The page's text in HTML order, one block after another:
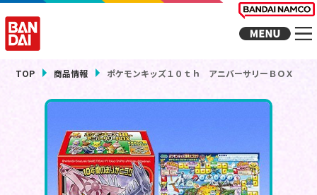
TOP 商品情報 ポケモンキッズ１０ｔｈ アニバーサリーＢＯＸ